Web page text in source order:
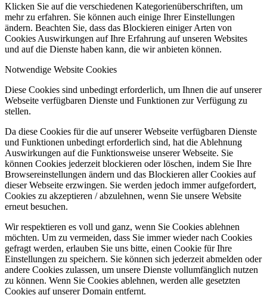
Klicken Sie auf die verschiedenen Kategorienüberschriften, um
mehr zu erfahren. Sie können auch einige Ihrer Einstellungen
ändern. Beachten Sie, dass das Blockieren einiger Arten von
Cookies Auswirkungen auf Ihre Erfahrung auf unseren Websites
und auf die Dienste haben kann, die wir anbieten können.
Notwendige Website Cookies
Diese Cookies sind unbedingt erforderlich, um Ihnen die auf unserer
Webseite verfügbaren Dienste und Funktionen zur Verfügung zu
stellen.
Da diese Cookies für die auf unserer Webseite verfügbaren Dienste
und Funktionen unbedingt erforderlich sind, hat die Ablehnung
Auswirkungen auf die Funktionsweise unserer Webseite. Sie
können Cookies jederzeit blockieren oder löschen, indem Sie Ihre
Browsereinstellungen ändern und das Blockieren aller Cookies auf
dieser Webseite erzwingen. Sie werden jedoch immer aufgefordert,
Cookies zu akzeptieren / abzulehnen, wenn Sie unsere Website
erneut besuchen.
Wir respektieren es voll und ganz, wenn Sie Cookies ablehnen
möchten. Um zu vermeiden, dass Sie immer wieder nach Cookies
gefragt werden, erlauben Sie uns bitte, einen Cookie für Ihre
Einstellungen zu speichern. Sie können sich jederzeit abmelden oder
andere Cookies zulassen, um unsere Dienste vollumfänglich nutzen
zu können. Wenn Sie Cookies ablehnen, werden alle gesetzten
Cookies auf unserer Domain entfernt.